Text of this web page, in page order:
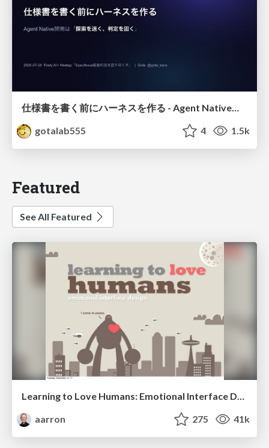
仕様書を書く前にハーネスを作る - Agent Native開発は「探索を速く、判定を固く」
gotalab555
4 1.5k
Featured
See All Featured
Learning to Love Humans: Emotional Interface Design
aarron
275 41k